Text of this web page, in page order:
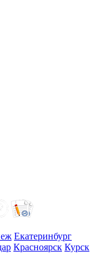
Екатеринбург
Красноярск Курск